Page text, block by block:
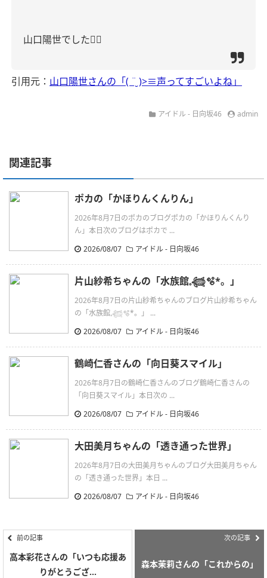
山口陽世でした👆🏻
引用元： 山口陽世さんの「( ¨̮ )>≡声ってすごいよね」
アイドル - 日向坂46 admin
関連記事
ポカの「かほりんくんりん」
2026年8月7日のポカのブログポカの「かほりんくんり
ん」本日次のブログはポカで ...
2026/08/07
アイドル - 日向坂46
片山紗希ちゃんの「水族館𓈒𓆉🫧‪*。」
2026年8月7日の片山紗希ちゃんのブログ片山紗希ちゃん
の「水族館𓈒𓆉🫧‪*。」 ...
2026/08/07
アイドル - 日向坂46
鶴崎仁香さんの「向日葵スマイル」
2026年8月7日の鶴崎仁香さんのブログ鶴崎仁香さんの
「向日葵スマイル」本日次の ...
2026/08/07
アイドル - 日向坂46
大田美月ちゃんの「透き通った世界」
2026年8月7日の大田美月ちゃんのブログ大田美月ちゃん
の「透き通った世界」本日 ...
2026/08/07
アイドル - 日向坂46
前の記事
高本彩花さんの「いつも応援あ
りがとうござ...
次の記事
森本茉莉さんの「これからの」